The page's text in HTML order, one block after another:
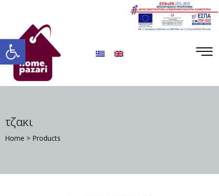
Ανοίξτε τη γραμμή εργαλείων
τζακι
Home > Products